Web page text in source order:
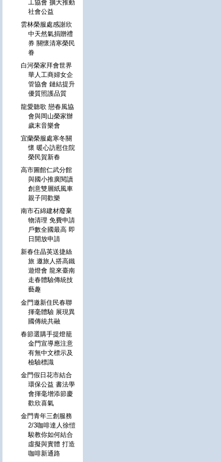
工協會 擴大推動
社會公益
雲林榮服處感謝欣
中天然氣捐贈禮
券 關懷清寒榮民
眷
白河榮家拜會世界
華人工商婦女企
管協會 鏈結提升
優質照護品質
龍愛聽歌 戀春風協
會與岡山榮家辦
歲末音樂會
宜蘭榮服處寒冬關
懷 暖心訪慰住院
榮民賀新春
高市圖館仁武分館
與國小推廣閱讀
創意雙層紙風車
親子同歡樂
南市石綿建材廢棄
物清理 免費申請
戶數全國最高 即
日開放申請
新春住晶英送捷絲
旅 邀旅人搭高鐵
遊燈會 龍來臺南
走春體驗傳統技
藝趣
金門邀新住民春聯
揮毫體驗 展現異
國傳統共融
春節選購手提燈籠
金門宣導應注意
有無中文標示及
檢驗標識
金門假日花市結合
環保公益 書法學
會揮毫增添節慶
歡欣喜氣
金門青年三創服務
2/3咖啡達人徐愷
駿教你如何結合
虛擬與實體 打造
咖啡新通路